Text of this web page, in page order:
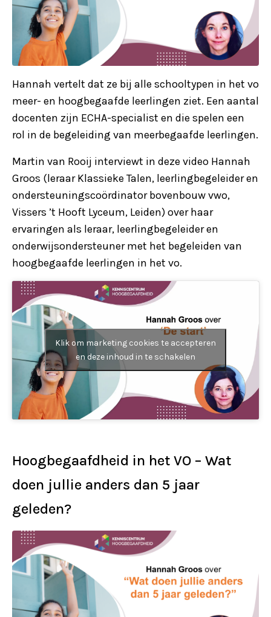
Hannah vertelt dat ze bij alle schooltypen in het vo
meer- en hoogbegaafde leerlingen ziet. Een aantal
docenten zijn ECHA-specialist en die spelen een
rol in de begeleiding van meerbegaafde leerlingen.
Martin van Rooij interviewt in deze video Hannah
Groos (leraar Klassieke Talen, leerlingbegeleider en
ondersteuningscoördinator bovenbouw vwo,
Vissers ’t Hooft Lyceum, Leiden) over haar
ervaringen als leraar, leerlingbegeleider en
onderwijsondersteuner met het begeleiden van
hoogbegaafde leerlingen in het vo.
Klik om marketing cookies te accepteren
en deze inhoud in te schakelen
Hoogbegaafdheid in het VO – Wat
doen jullie anders dan 5 jaar
geleden?